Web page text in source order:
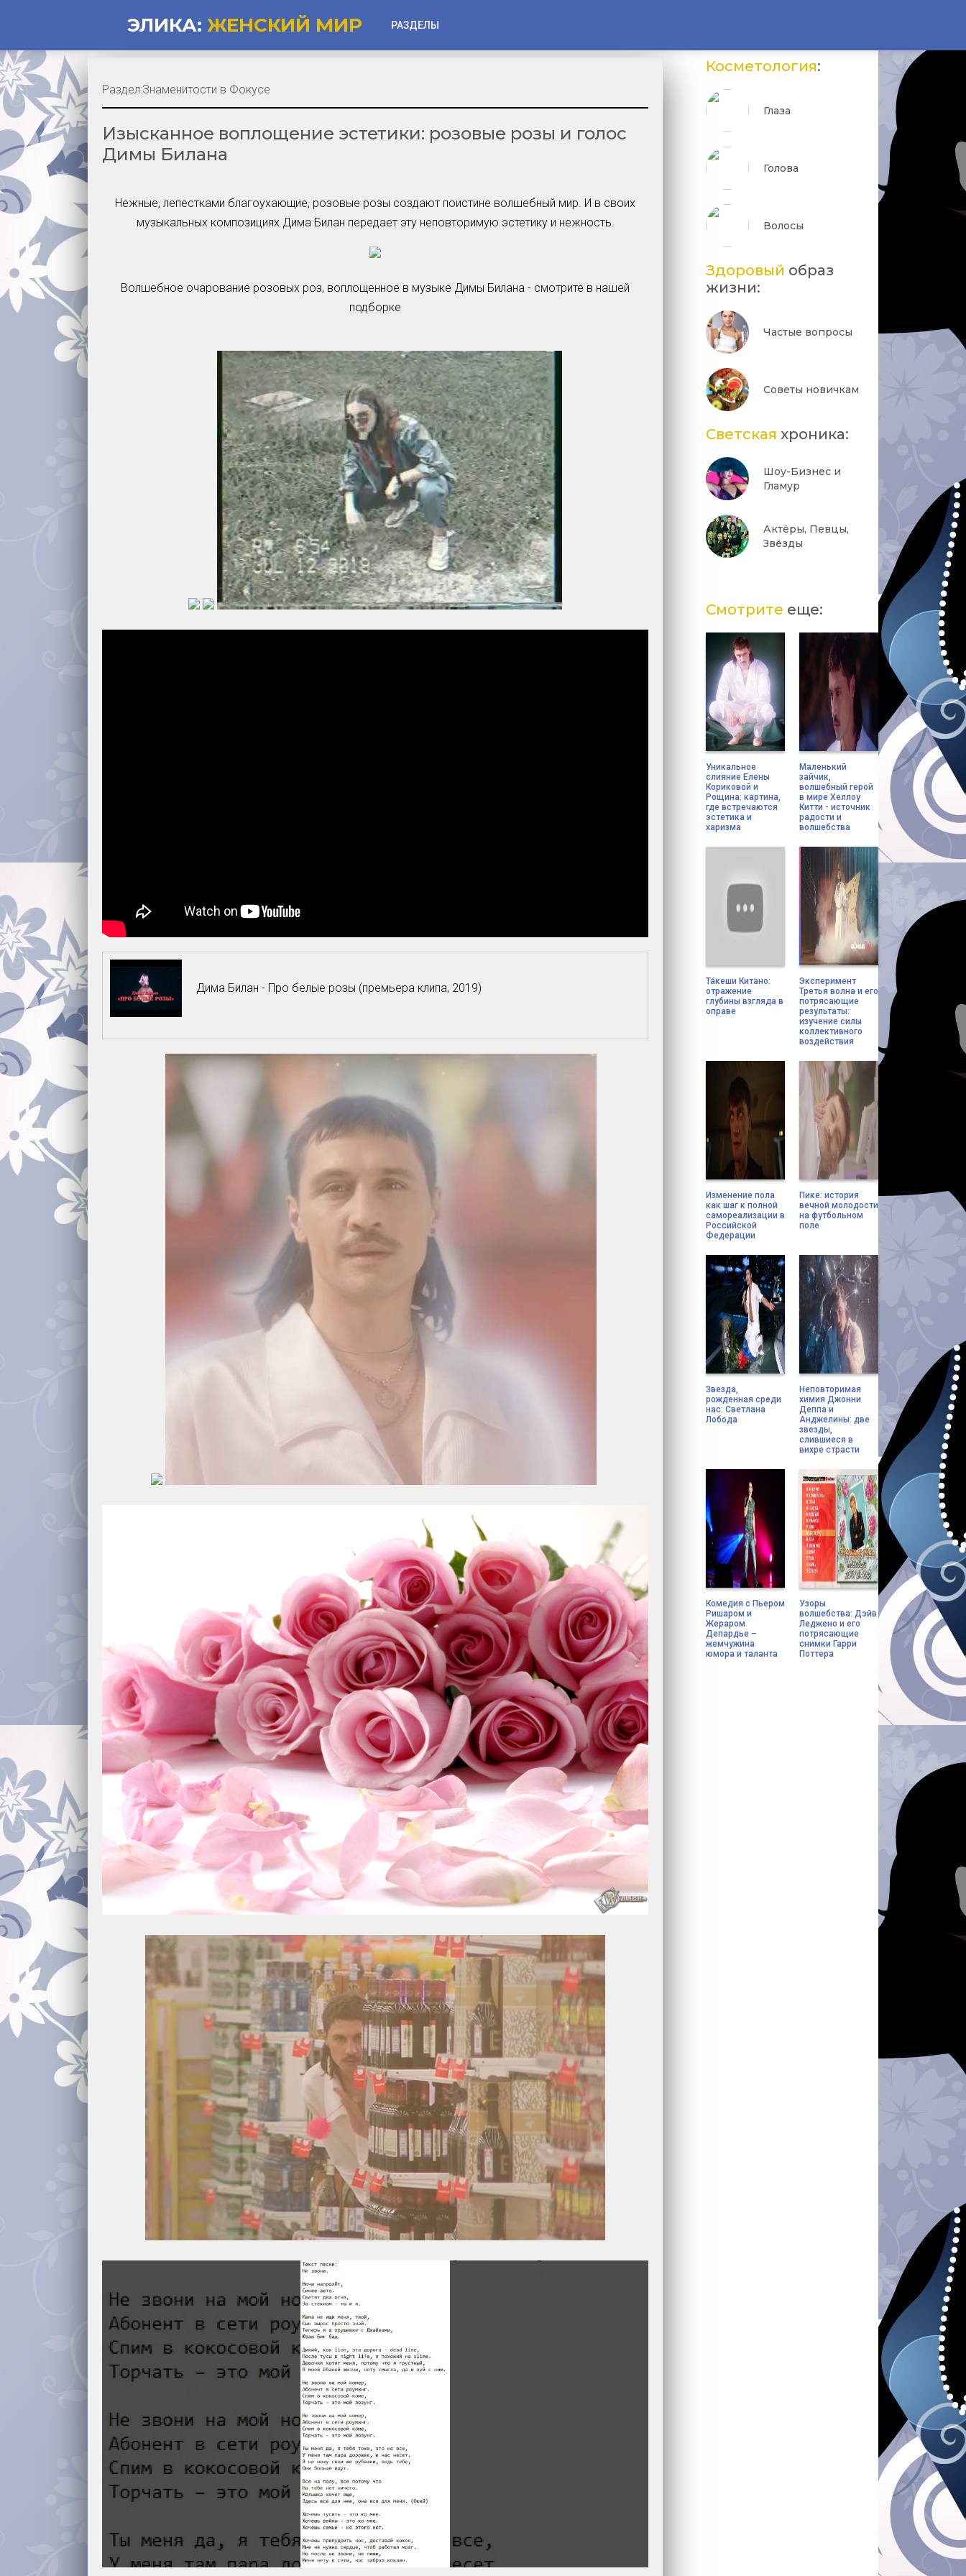
ЭЛИКА: ЖЕНСКИЙ МИР РАЗДЕЛЫ
Губы
Частые вопросы
Советы новичкам
Актёры, Певцы, Звёзды
Умная уборка
Секреты стирки
Изысканное воплощение эстетики: розовые розы и голос
Димы Билана
Нежные, лепестками благоухающие, розовые розы создают поистине волшебный мир. И в своих
музыкальных композициях Дима Билан передает эту неповторимую эстетику и нежность.
Волшебное очарование розовых роз, воплощенное в музыке Димы Билана - смотрите в нашей
подборке
Дима Билан - Про белые розы (премьера клипа, 2019)
Раздел:Знаменитости в Фокусе
Косметология:
Глаза
Голова
Волосы
Здоровый образ
жизни:
Частые вопросы
Советы новичкам
Светская хроника:
Шоу-Бизнес и
Гламур
Актёры, Певцы,
Звёзды
Смотрите еще:
Уникальное
слияние Елены
Кориковой и
Рощина: картина,
где встречаются
эстетика и
харизма
Маленький
зайчик,
волшебный герой
в мире Хеллоу
Китти - источник
радости и
волшебства
Та́кеши Китано:
отражение
глубины взгляда в
оправе
Эксперимент
Третья волна и его
потрясающие
результаты:
изучение силы
коллективного
воздействия
Изменение пола
как шаг к полной
самореализации в
Российской
Федерации
Пике: история
вечной молодости
на футбольном
поле
Звезда,
рожденная среди
нас: Светлана
Лобода
Неповторимая
химия Джонни
Деппа и
Анджелины: две
звезды,
слившиеся в
вихре страсти
Комедия с Пьером
Ришаром и
Жераром
Депардье –
жемчужина
юмора и таланта
Узоры
волшебства: Дэйв
Леджено и его
потрясающие
снимки Гарри
Поттера